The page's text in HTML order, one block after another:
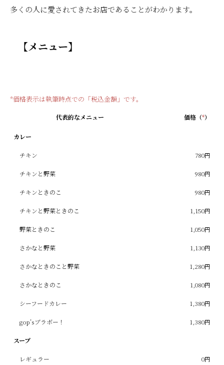
多くの人に愛されてきたお店であることがわかります。
【メニュー】
*価格表示は執筆時点での「税込金額」です。
代表的なメニュー 価格（*）
カレー
チキン 780円
チキンと野菜 980円
チキンときのこ 980円
チキンと野菜ときのこ 1,150円
野菜ときのこ 1,050円
さかなと野菜 1,130円
さかなときのこと野菜 1,280円
さかなときのこ 1,080円
シーフードカレー 1,380円
gop’sブラボー！ 1,380円
スープ
レギュラー 0円